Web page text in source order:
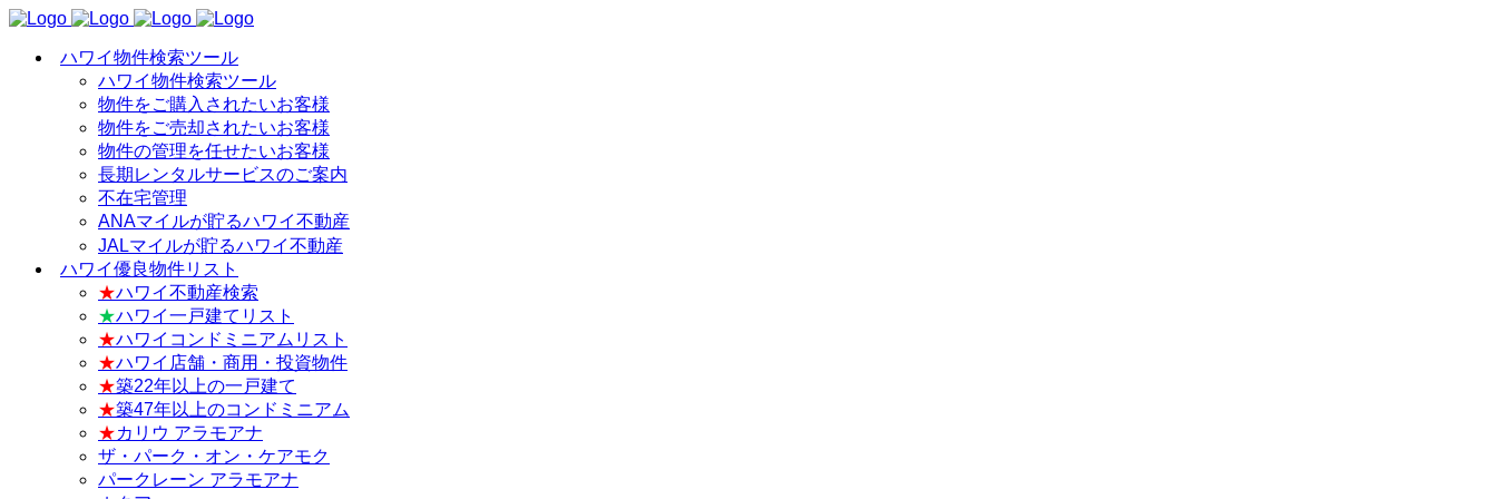
ハワイ物件検索ツール
ハワイ物件検索ツール
物件をご購入されたいお客様
物件をご売却されたいお客様
物件の管理を任せたいお客様
長期レンタルサービスのご案内
不在宅管理
ANAマイルが貯るハワイ不動産
JALマイルが貯るハワイ不動産
ハワイ優良物件リスト
★ハワイ不動産検索
★ハワイ一戸建てリスト
★ハワイコンドミニアムリスト
★ハワイ店舗・商用・投資物件
★築22年以上の一戸建て
★築47年以上のコンドミニアム
★カリウ アラモアナ
ザ・パーク・オン・ケアモク
パークレーン アラモアナ